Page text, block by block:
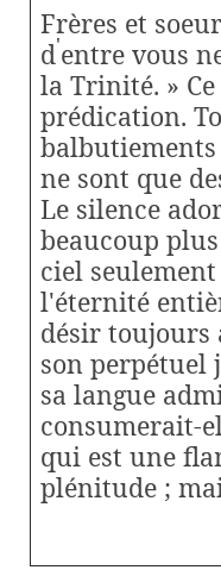
Frères et
d'entre vous
la Trinité. »
prédication.
balbutiements
ne sont que
Le silence
beaucoup
ciel
l'éternité
désir toujours
son perpétuel
sa langue
consumerait-
qui est une
plénitude ;